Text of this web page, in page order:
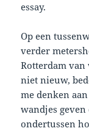
essay.
Op een
verder
Rotterdam van
niet nieuw,
me denken
wandjes
ondertussen